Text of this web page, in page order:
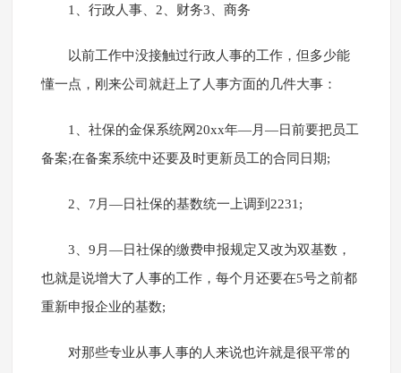
1、行政人事、2、财务3、商务
以前工作中没接触过行政人事的工作，但多少能
懂一点，刚来公司就赶上了人事方面的几件大事：
1、社保的金保系统网20xx年—月—日前要把员工
备案;在备案系统中还要及时更新员工的合同日期;
2、7月—日社保的基数统一上调到2231;
3、9月—日社保的缴费申报规定又改为双基数，
也就是说增大了人事的工作，每个月还要在5号之前都
重新申报企业的基数;
对那些专业从事人事的人来说也许就是很平常的